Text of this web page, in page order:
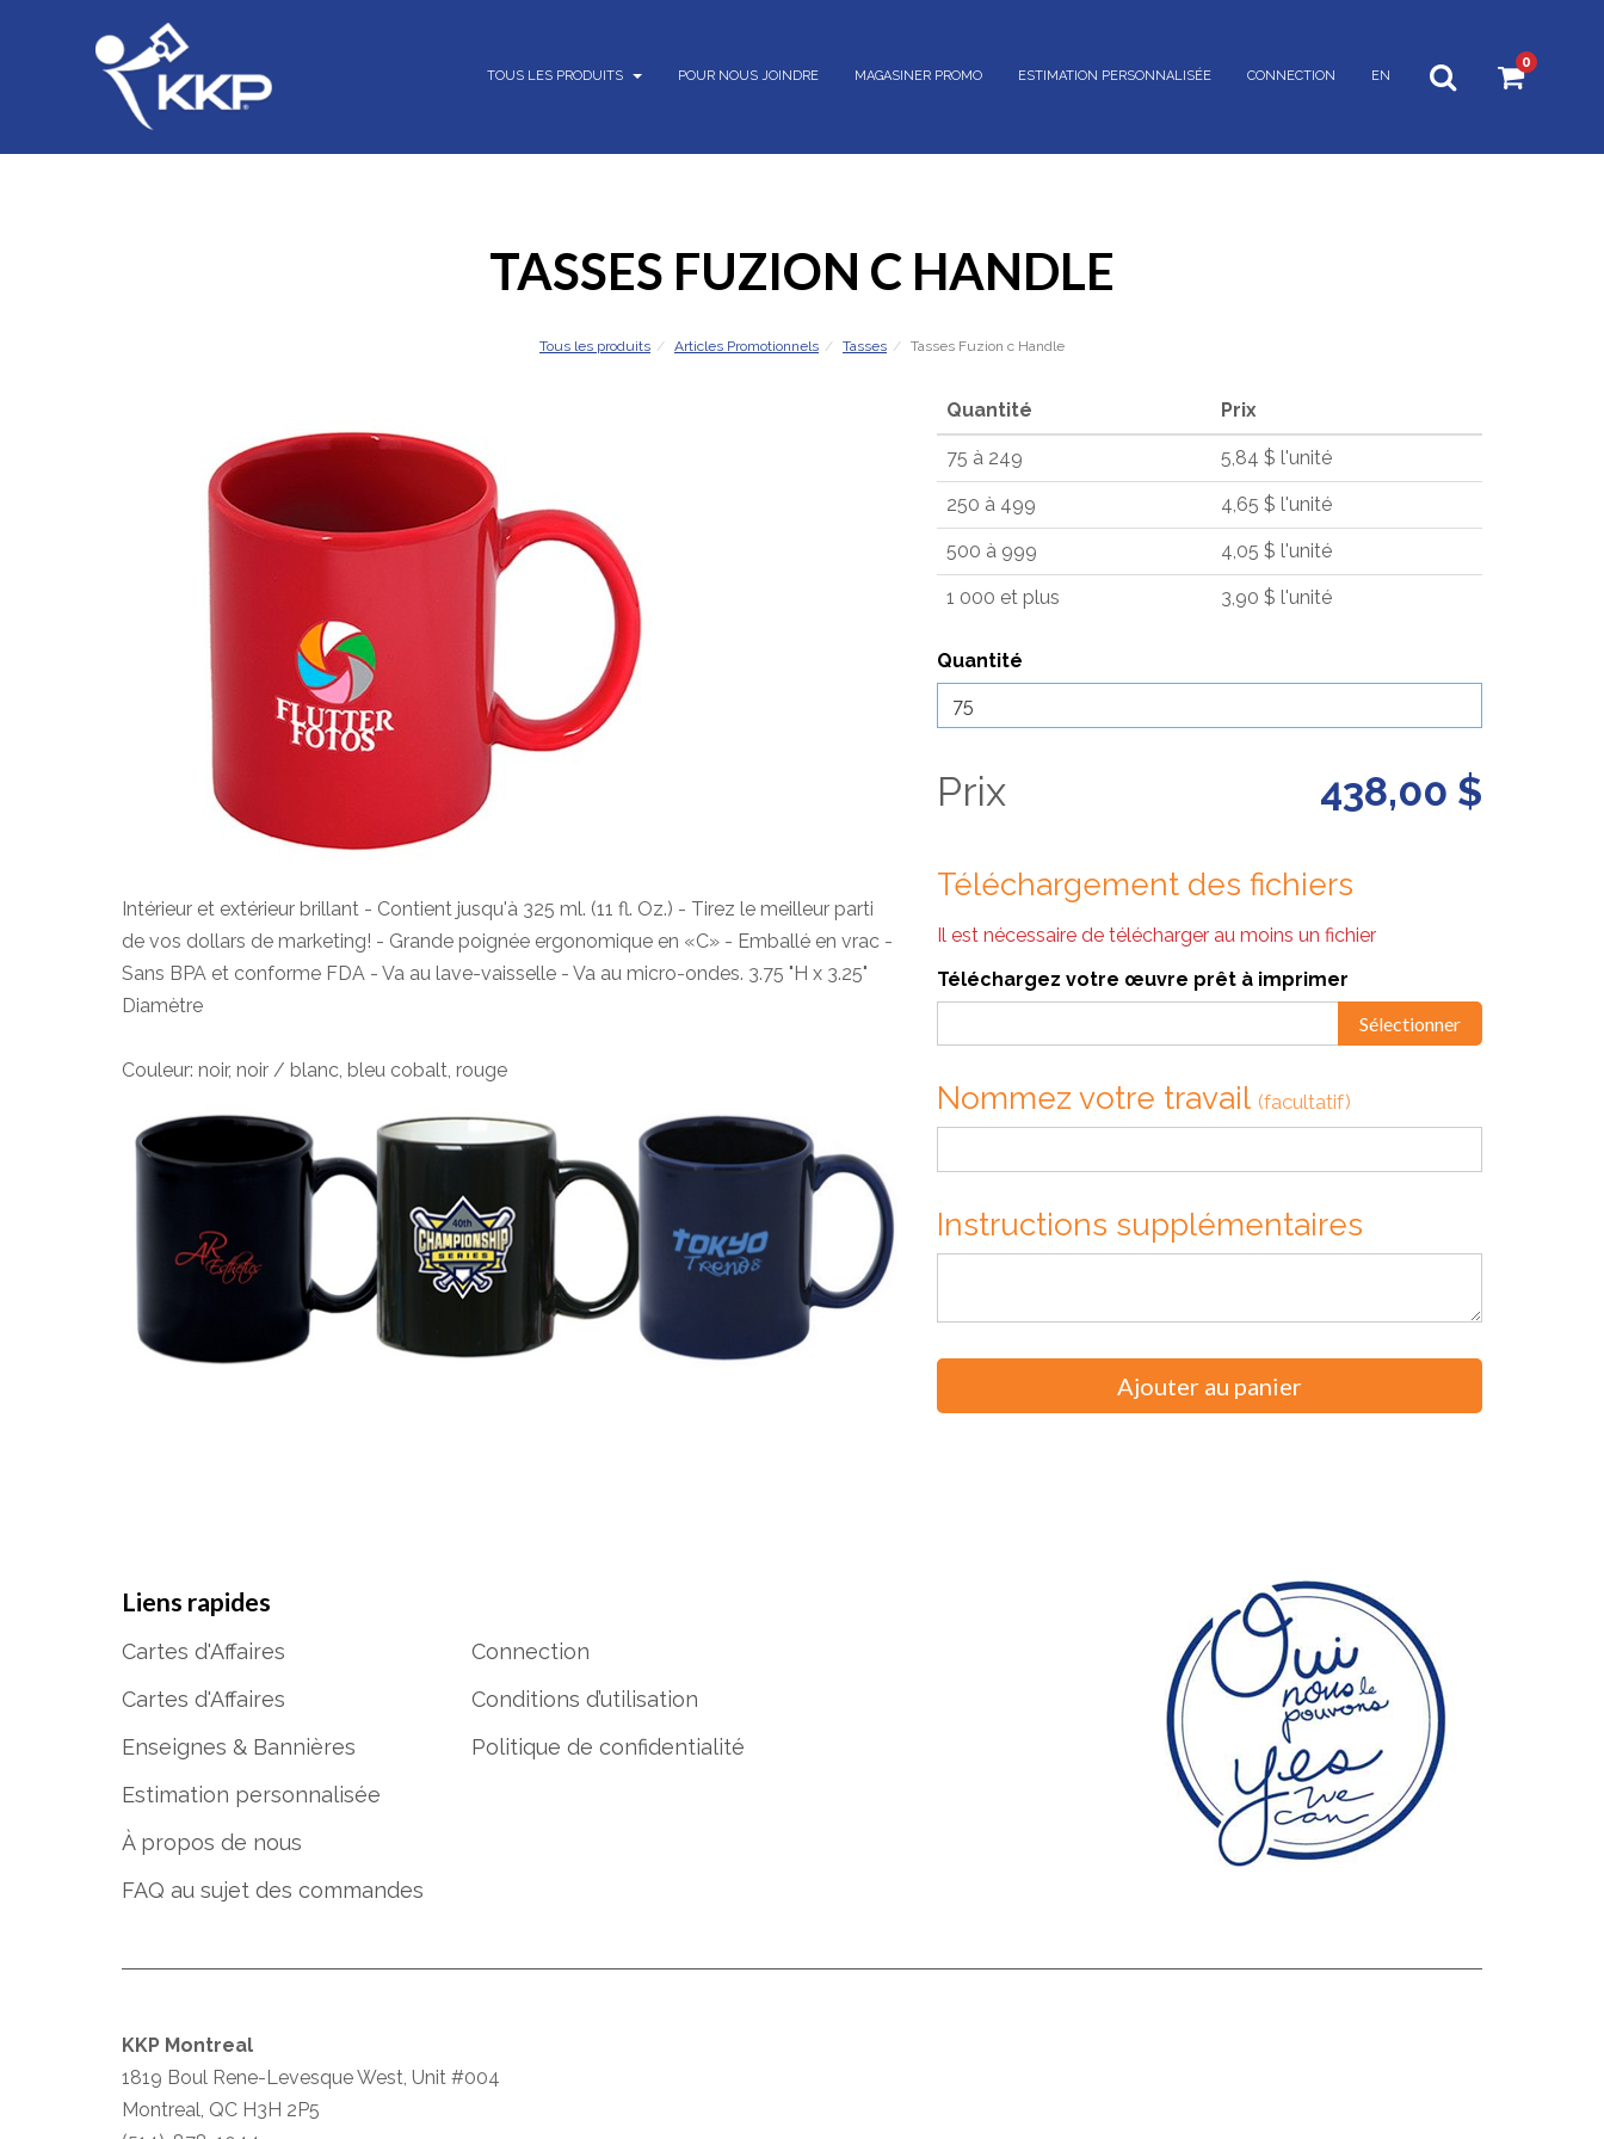
0
TOUS LES PRODUITS POUR NOUS JOINDRE MAGASINER PROMO ESTIMATION PERSONNALISÉE CONNECTION EN
TASSES FUZION C HANDLE
Tous les produits Articles Promotionnels Tasses Tasses Fuzion c Handle
Intérieur et extérieur brillant - Contient jusqu'à 325 ml. (11 fl. Oz.) - Tirez le meilleur parti
de vos dollars de marketing! - Grande poignée ergonomique en «C» - Emballé en vrac -
Sans BPA et conforme FDA - Va au lave-vaisselle - Va au micro-ondes. 3.75 "H x 3.25"
Diamètre
Couleur: noir, noir / blanc, bleu cobalt, rouge
Quantité Prix
75 à 249 5,84 $ l'unité
250 à 499 4,65 $ l'unité
500 à 999 4,05 $ l'unité
1 000 et plus 3,90 $ l'unité
Quantité
Prix 438,00 $
Téléchargement des fichiers
Il est nécessaire de télécharger au moins un fichier
Téléchargez votre œuvre prêt à imprimer
Sélectionner
Nommez votre travail (facultatif)
Instructions supplémentaires
Liens rapides
Cartes d'Affaires
Cartes d'Affaires
Enseignes & Bannières
Estimation personnalisée
À propos de nous
FAQ au sujet des commandes
Connection
Conditions d’utilisation
Politique de confidentialité
KKP Montreal
1819 Boul Rene-Levesque West, Unit #004
Montreal, QC H3H 2P5